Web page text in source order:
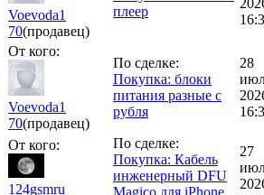
Voevoda1
70(продавец)
плеер
От кого:
Voevoda1
70(продавец)
По сделке:
Покупка: блоки
питания разные с
рубля
28
От кого:
124gsmru
По сделке:
Покупка: Кабель
инженерный DFU
Magico для iPhone
27